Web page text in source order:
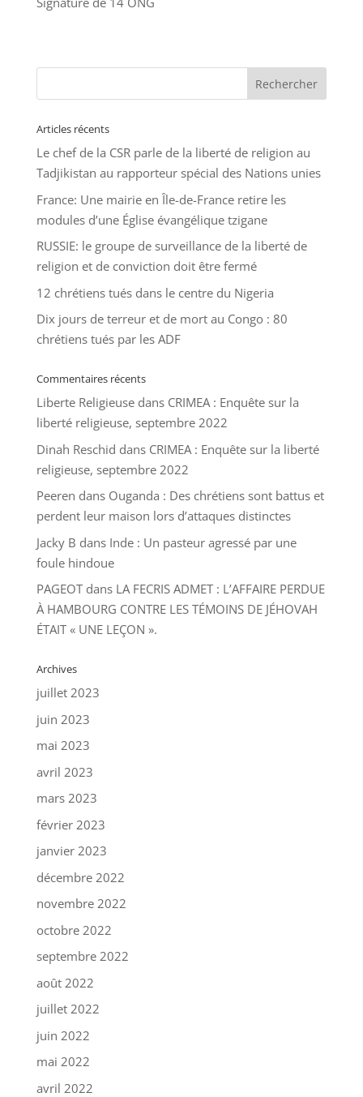
Articles récents
Le chef de la CSR parle de la liberté de religion au
Tadjikistan au rapporteur spécial des Nations unies
France: Une mairie en Île-de-France retire les
modules d’une Église évangélique tzigane
RUSSIE: le groupe de surveillance de la liberté de
religion et de conviction doit être fermé
12 chrétiens tués dans le centre du Nigeria
Dix jours de terreur et de mort au Congo : 80
chrétiens tués par les ADF
Commentaires récents
Liberte Religieusedans CRIMEA : Enquête sur la
liberté religieuse, septembre 2022
Dinah Reschid dans CRIMEA : Enquête sur la liberté
religieuse, septembre 2022
Peeren dans Ouganda : Des chrétiens sont battus et
perdent leur maison lors d’attaques distinctes
Jacky B dans Inde : Un pasteur agressé par une
foule hindoue
PAGEOTdans LA FECRIS ADMET : L’AFFAIRE PERDUE
À HAMBOURG CONTRE LES TÉMOINS DE JÉHOVAH
ÉTAIT « UNE LEÇON ».
Archives
juillet 2023
juin 2023
mai 2023
avril 2023
mars 2023
février 2023
janvier 2023
décembre 2022
novembre 2022
octobre 2022
septembre 2022
août 2022
juillet 2022
juin 2022
mai 2022
avril 2022